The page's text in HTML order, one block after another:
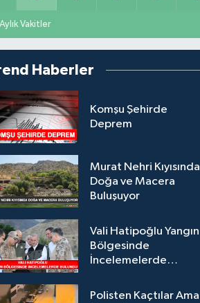
Aylık Vakitler
Haberler
Komşu Şehirde
Deprem
Murat Nehri Kıyısında
Doğa ve Macera
Buluşuyor
Vali Hatipoğlu Yangın
Bölgesinde
İncelemelerde
Polisten Kaçtılar Ama